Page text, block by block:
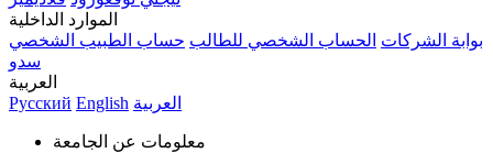
الموارد الداخلية
بوابة الشركات الحساب الشخصي للطالب حساب الطبيب الشخصي
سدو
العربية
Русский English العربية
معلومات عن الجامعة